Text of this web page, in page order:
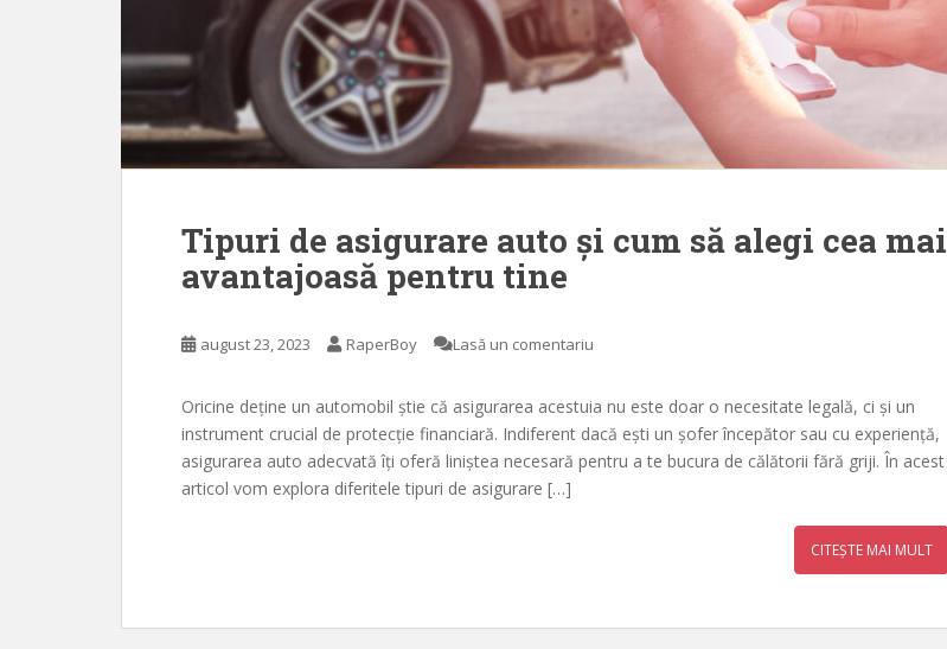
Tipuri de asigurare auto și cum să alegi cea mai
avantajoasă pentru tine
august 23, 2023 RaperBoy Lasă un comentariu
Oricine deține un automobil știe că asigurarea acestuia nu este doar o necesitate legală, ci și un
instrument crucial de protecție financiară. Indiferent dacă ești un șofer începător sau cu experiență,
asigurarea auto adecvată îți oferă liniștea necesară pentru a te bucura de călătorii fără griji. În acest
articol vom explora diferitele tipuri de asigurare […]
CITEȘTE MAI MULT